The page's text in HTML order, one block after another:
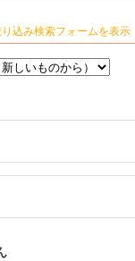
込み検索フォームを表示